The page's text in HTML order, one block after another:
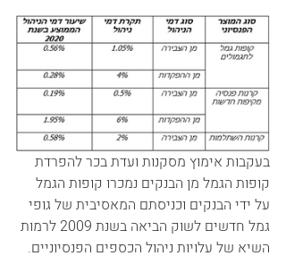
בעקבות אימוץ מסקנות ועדת בכר להפרדת
קופות הגמל מן הבנקים נמכרו קופות הגמל
על ידי הבנקים וכניסתם המאסיבית של גופי
גמל חדשים לשוק הביאה בשנת 2009 לרמות
השיא של עלויות ניהול הכספים הפנסיוניים.